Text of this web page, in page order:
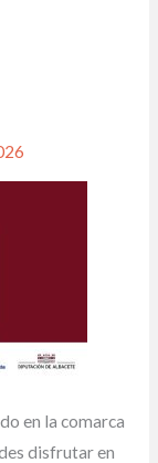
en la comarca
disfrutar en